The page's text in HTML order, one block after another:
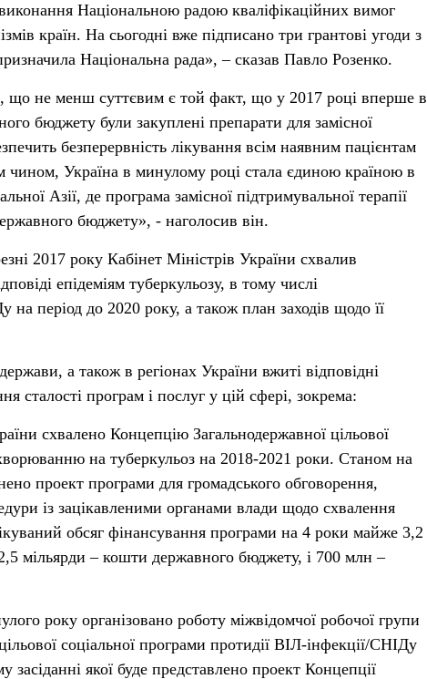
Національною радою кваліфікаційних вимог
країн. На сьогодні вже підписано три грантові угоди з
Національна рада», – сказав Павло Розенко.
що не менш суттєвим є той факт, що у 2017 році вперше в
бюджету були закуплені препарати для замісної
безперервність лікування всім наявним пацієнтам
Україна в минулому році стала єдиною країною в
Азії, де програма замісної підтримувальної терапії
бюджету», - наголосив він.
2017 року Кабінет Міністрів України схвалив
епідеміям туберкульозу, в тому числі
на період до 2020 року, а також план заходів щодо її
а також в регіонах України вжиті відповідні
сталості програм і послуг у цій сфері, зокрема:
схвалено Концепцію Загальнодержавної цільової
на туберкульоз на 2018-2021 роки. Станом на
проект програми для громадського обговорення,
із зацікавленими органами влади щодо схвалення
обсяг фінансування програми на 4 роки майже 3,2
мільярди – кошти державного бюджету, і 700 млн –
року організовано роботу міжвідомчої робочої групи
соціальної програми протидії ВІЛ-інфекції/СНІДу
якої буде представлено проект Концепції